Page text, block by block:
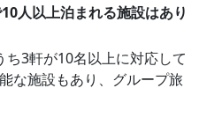
人以上泊まれる施設はあり
3軒が10名以上に対応して
な施設もあり、グループ旅